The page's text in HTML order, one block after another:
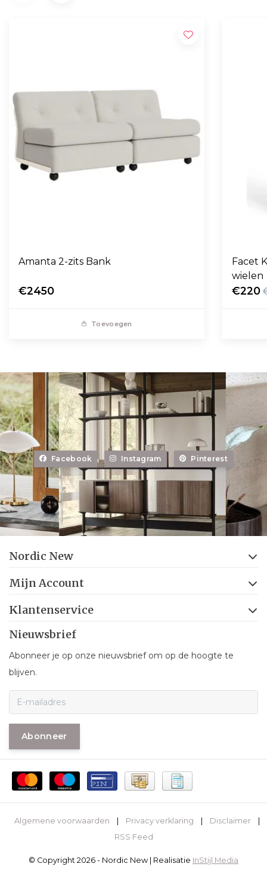
Amanta 2-zits Bank
€2450
Toevoegen
Facet
wielen
€220
Facebook Instagram Pinterest
Nordic New
Mijn Account
Klantenservice
Nieuwsbrief
Abonneer je op onze nieuwsbrief om op de hoogte te
blijven.
Abonneer
Algemene voorwaarden | Privacy verklaring | Disclaimer
|
RSS Feed
© Copyright 2026 - Nordic New | Realisatie InStijl Media